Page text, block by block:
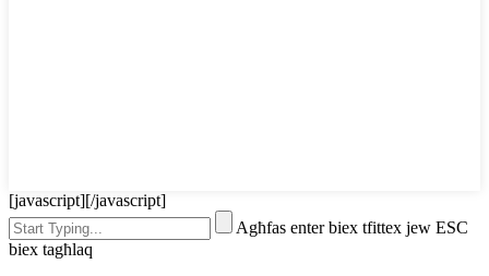
[javascript] [/javascript]
Agħfas enter biex tfittex jew ESC
biex tagħlaq